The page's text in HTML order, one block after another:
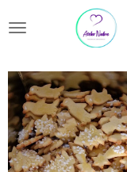
Hauptinhalt